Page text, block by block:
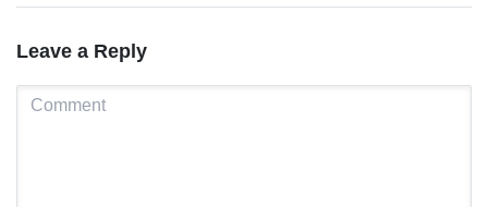
Leave a Reply